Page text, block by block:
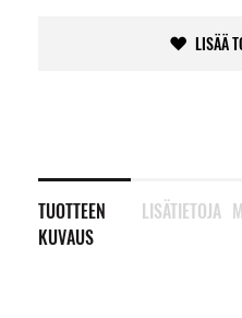
LISÄÄ
TUOTTEEN
KUVAUS
LISÄTIETOJA